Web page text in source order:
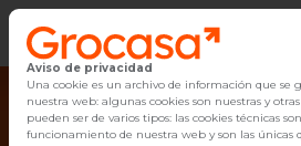
Vender
Buscar
Aviso de privacidad
Una cookie es un archivo de información que se
nuestra web: algunas cookies son nuestras y
pueden ser de varios tipos: las cookies técnicas
funcionamiento de nuestra web y son las únicas